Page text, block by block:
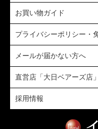
お買い物ガイド
プライバシーポリシー・
メールが届かない方へ
直営店「大日ベアーズ店」
採用情報